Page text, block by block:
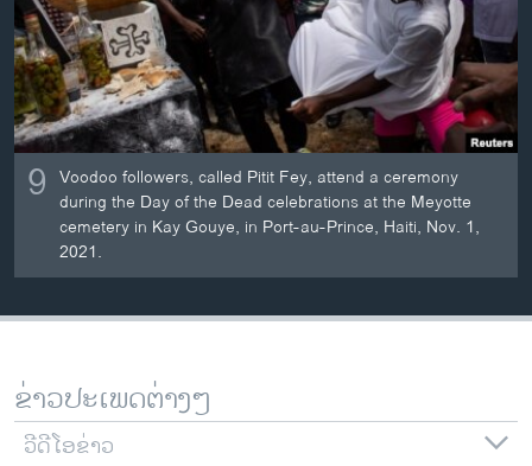
ທຸລະກິດ
ພາສາອັງກິດ
ວີດີໂອ
ສຽງ
ລາຍການກະຈາຍສຽງ
ລາຍງານ
ຕິດຕາມພວກເຮົາ ທີ່
ພາສາຕ່າງໆ
9 Voodoo followers, called Pitit Fey, attend a ceremony
during the Day of the Dead celebrations at the Meyotte
cemetery in Kay Gouye, in Port-au-Prince, Haiti, Nov. 1,
2021.
ຂ່າວປະເພດຕ່າງໆ
ວີດີໂອຂ່າວ